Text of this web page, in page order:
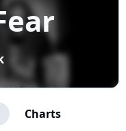
Charts